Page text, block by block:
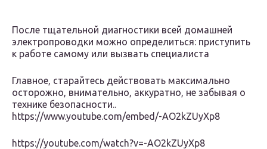
После тщательной диагностики всей домашней
электропроводки можно определиться: приступить
к работе самому или вызвать специалиста
Главное, старайтесь действовать максимально
осторожно, внимательно, аккуратно, не забывая о
технике безопасности..
https://www.youtube.com/embed/-AO2kZUyXp8
https://youtube.com/watch?v=-AO2kZUyXp8